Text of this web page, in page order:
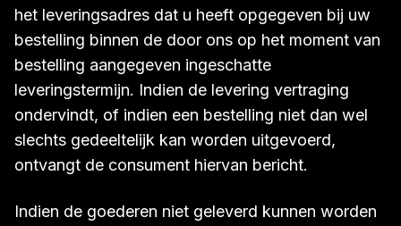
het leveringsadres dat u heeft opgegeven bij uw
bestelling binnen de door ons op het moment van
bestelling aangegeven ingeschatte
leveringstermijn. Indien de levering vertraging
ondervindt, of indien een bestelling niet dan wel
slechts gedeeltelijk kan worden uitgevoerd,
ontvangt de consument hiervan bericht.
Indien de goederen niet geleverd kunnen worden